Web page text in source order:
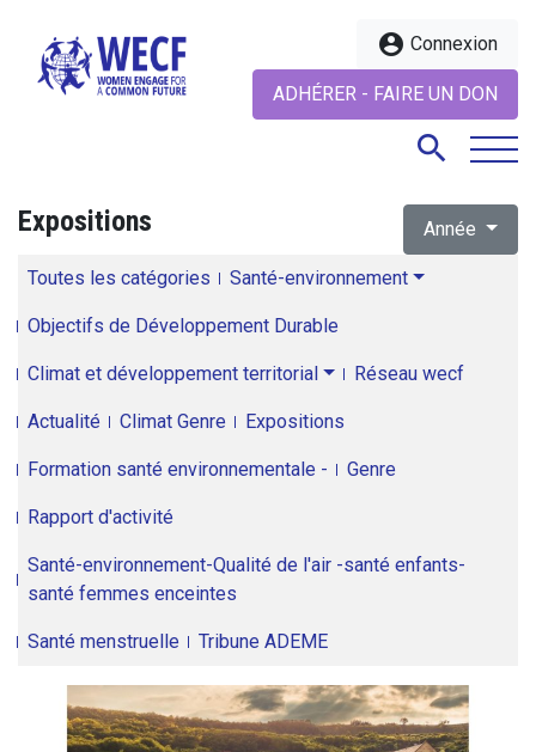
account_circle Connexion
ADHÉRER - FAIRE UN DON
search
Expositions Année
Toutes les catégories Santé-environnement
Objectifs de Développement Durable
Climat et développement territorial Réseau wecf
Actualité Climat Genre Expositions
Formation santé environnementale - Genre
Rapport d'activité
Santé-environnement-Qualité de l'air -santé enfants-
santé femmes enceintes
Santé menstruelle Tribune ADEME